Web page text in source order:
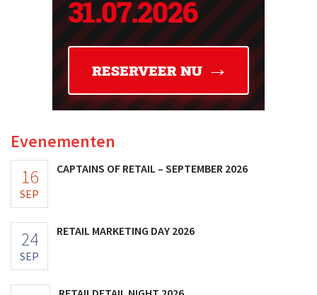
Evenementen
16
SEP
CAPTAINS OF RETAIL – SEPTEMBER 2026
24
SEP
RETAIL MARKETING DAY 2026